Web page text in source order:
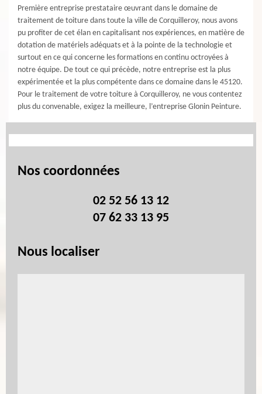
Première entreprise prestataire œuvrant dans le domaine de
traitement de toiture dans toute la ville de Corquilleroy, nous avons
pu profiter de cet élan en capitalisant nos expériences, en matière de
dotation de matériels adéquats et à la pointe de la technologie et
surtout en ce qui concerne les formations en continu octroyées à
notre équipe. De tout ce qui précède, notre entreprise est la plus
expérimentée et la plus compétente dans ce domaine dans le 45120.
Pour le traitement de votre toiture à Corquilleroy, ne vous contentez
plus du convenable, exigez la meilleure, l’entreprise Glonin Peinture.
Nos coordonnées
02 52 56 13 12
07 62 33 13 95
Nous localiser